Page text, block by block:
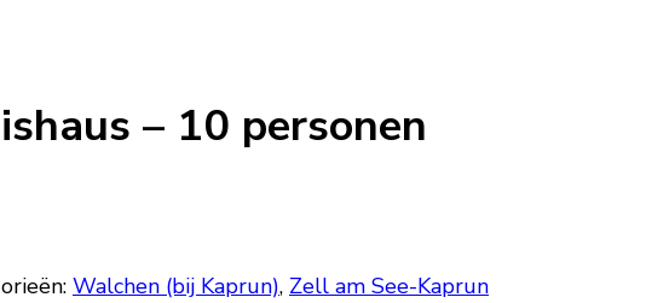
– 10 personen
Walchen (bij Kaprun), Zell am See-Kaprun